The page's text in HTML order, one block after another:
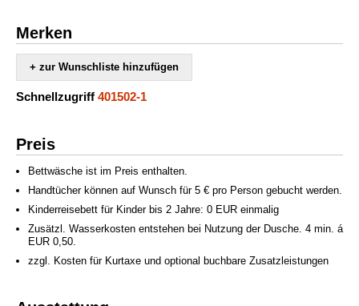
Merken
+ zur Wunschliste hinzufügen
Schnellzugriff 401502-1
Preis
Bettwäsche ist im Preis enthalten.
Handtücher können auf Wunsch für 5 € pro Person gebucht werden.
Kinderreisebett für Kinder bis 2 Jahre: 0 EUR einmalig
Zusätzl. Wasserkosten entstehen bei Nutzung der Dusche. 4 min. á
EUR 0,50.
zzgl. Kosten für Kurtaxe und optional buchbare Zusatzleistungen